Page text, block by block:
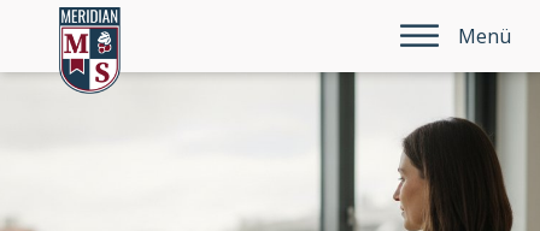
Menü